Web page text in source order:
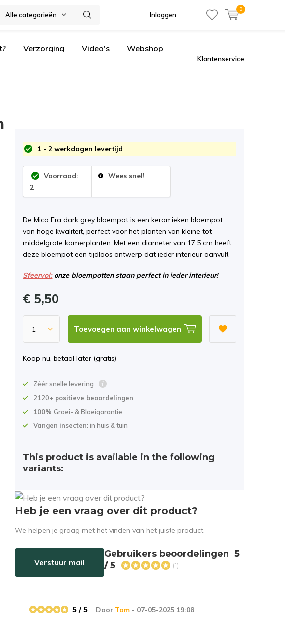
Alle categorieën Inloggen
0
Verzorging Video's Webshop
Klantenservice
1 - 2 werkdagen levertijd
Voorraad:
2
Wees snel!
De Mica Era dark grey bloempot is een keramieken bloempot
van hoge kwaliteit, perfect voor het planten van kleine tot
middelgrote kamerplanten. Met een diameter van 17,5 cm heeft
deze bloempot een tijdloos ontwerp dat ieder interieur aanvult.
Sfeervol:onze bloempotten staan perfect in ieder interieur!
€ 5,50
Toevoegen aan winkelwagen
Koop nu, betaal later (gratis)
Zéér snelle levering
2120+ positieve beoordelingen
100%Groei- & Bloeigarantie
Vangen insecten: in huis & tuin
This product is available in the following
variants:
Heb je een vraag over dit product?
We helpen je graag met het vinden van het juiste product.
Verstuur mail
Gebruikers beoordelingen 5
/ 5
(1)
Door Tom - 07-05-2025 19:08
5 / 5